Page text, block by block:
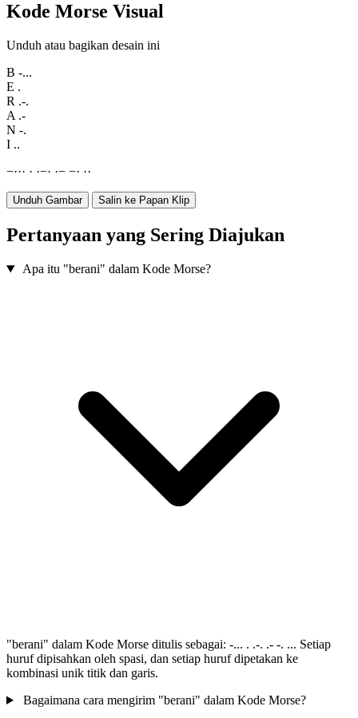
Kode Morse Visual
Unduh atau bagikan desain ini
B -...
E .
R .-.
A .-
N -.
I ..
−··· · ·−· ·− −· ··
Unduh Gambar Salin ke Papan Klip
Pertanyaan yang Sering Diajukan
Apa itu "berani" dalam Kode Morse?
"berani" dalam Kode Morse ditulis sebagai: -... . .-. .- -. ... Setiap
huruf dipisahkan oleh spasi, dan setiap huruf dipetakan ke
kombinasi unik titik dan garis.
Bagaimana cara mengirim "berani" dalam Kode Morse?